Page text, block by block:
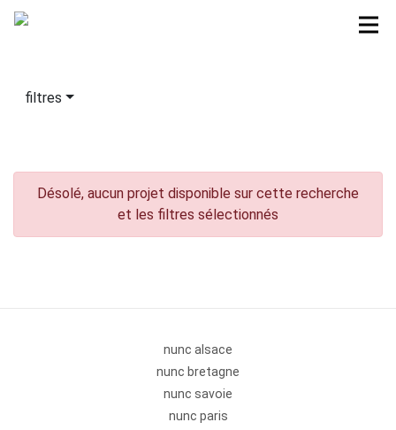
filtres
Désolé, aucun projet disponible sur cette recherche
et les filtres sélectionnés
nunc alsace
nunc bretagne
nunc savoie
nunc paris